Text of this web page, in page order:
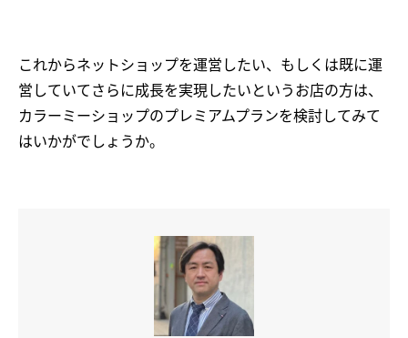
これからネットショップを運営したい、もしくは既に運
営していてさらに成長を実現したいというお店の方は、
カラーミーショップのプレミアムプランを検討してみて
はいかがでしょうか。